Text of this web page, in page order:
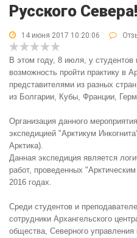
Русского Севера!
14 июня 2017 10:20:06
В этом году, 8 июля, у студентов
возможность пройти практику в
представителями из разных
из Болгарии, Кубы, Франции,
Организация данного
экспедицией "Арктикум
Арктика).
Данная экспедиция является
работ, проведенных
2016 годах.
Среди студентов и
сотрудники Архангельского
общества, Северного